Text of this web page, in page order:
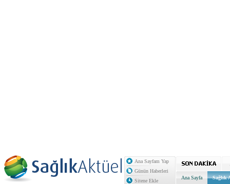
Ana Sayfam Yap
Günün Haberleri
Sitene Ekle
Ana Sayfa Sağlık